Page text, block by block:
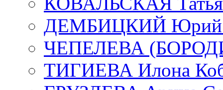
ДЕМБИЦКИЙ Юрий
ЧЕПЕЛЕВА
ТИГИЕВА Илона